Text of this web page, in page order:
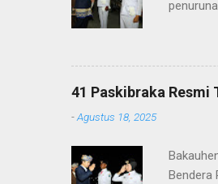
ke-80
terima
Gunung
41 Paskibraka Resmi
-Agustus 18, 2025
Bendera